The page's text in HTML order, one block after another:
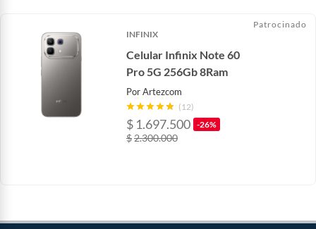
Sistema operativo
Sí
Snapdragon 685
INFINIX
Celular Infinix Note 60
Pro 5G 256Gb 8Ram
PorArtezcom
(12)
$ 1.697.500 -26%
$2.300.000
Patrocinado